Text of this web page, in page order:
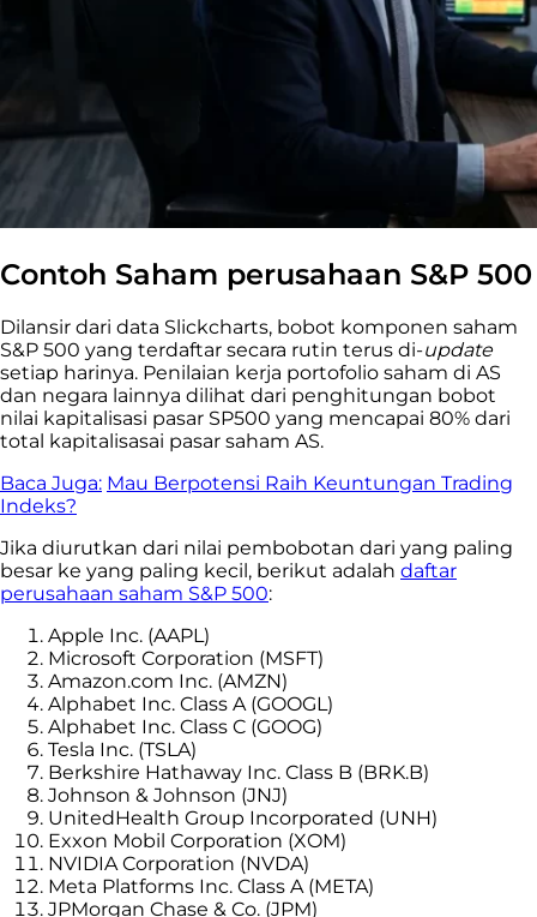
Contoh Saham perusahaan S&P 500
Dilansir dari data Slickcharts, bobot komponen saham
S&P 500 yang terdaftar secara rutin terus di-update
setiap harinya. Penilaian kerja portofolio saham di AS
dan negara lainnya dilihat dari penghitungan bobot
nilai kapitalisasi pasar SP500 yang mencapai 80% dari
total kapitalisasai pasar saham AS.
Baca Juga: Mau Berpotensi Raih Keuntungan Trading
Indeks?
Jika diurutkan dari nilai pembobotan dari yang paling
besar ke yang paling kecil, berikut adalah daftar
perusahaan saham S&P 500:
Apple Inc. (AAPL)
Microsoft Corporation (MSFT)
Amazon.com Inc. (AMZN)
Alphabet Inc. Class A (GOOGL)
Alphabet Inc. Class C (GOOG)
Tesla Inc. (TSLA)
Berkshire Hathaway Inc. Class B (BRK.B)
Johnson & Johnson (JNJ)
UnitedHealth Group Incorporated (UNH)
Exxon Mobil Corporation (XOM)
NVIDIA Corporation (NVDA)
Meta Platforms Inc. Class A (META)
JPMorgan Chase & Co. (JPM)